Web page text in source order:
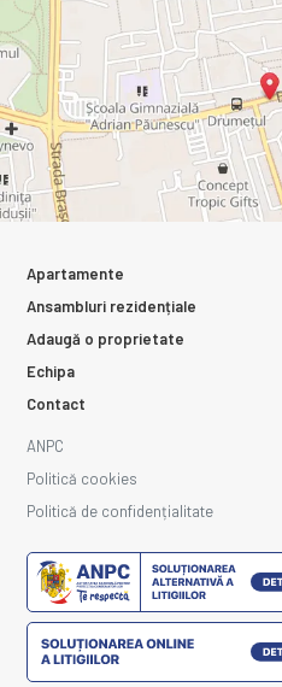
Apartamente
Ansambluri rezidențiale
Adaugă o proprietate
Echipa
Contact
ANPC
Politică cookies
Politică de confidențialitate